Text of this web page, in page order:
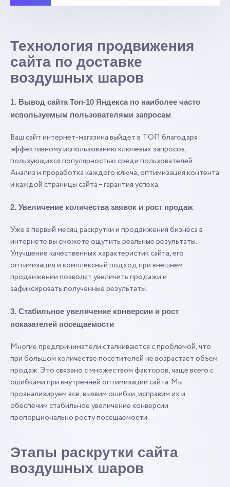
Технология продвижения
сайта по доставке
воздушных шаров
1. Вывод сайта Топ-10 Яндекса по наиболее часто
используемым пользователями запросам
Ваш сайт интернет-магазина выйдет в ТОП благодаря
эффективному использованию ключевых запросов,
пользующихся популярностью среди пользователей.
Анализ и проработка каждого ключа, оптимизация контента
и каждой страницы сайта – гарантия успеха.
2. Увеличение количества заявок и рост продаж
Уже в первый месяц раскрутки и продвижения бизнеса в
интернете вы сможете ощутить реальные результаты.
Улучшение качественных характеристик сайта, его
оптимизация и комплексный подход при внешнем
продвижении позволят увеличить продажи и
зафиксировать полученные результаты.
3. Стабильное увеличение конверсии и рост
показателей посещаемости
Многие предприниматели сталкиваются с проблемой, что
при большом количестве посетителей не возрастает объем
продаж. Это связано с множеством факторов, чаще всего с
ошибками при внутренней оптимизации сайта. Мы
проанализируем все, выявим ошибки, исправим их и
обеспечим стабильное увеличение конверсии
пропорционально росту посещаемости.
Этапы раскрутки сайта
воздушных шаров